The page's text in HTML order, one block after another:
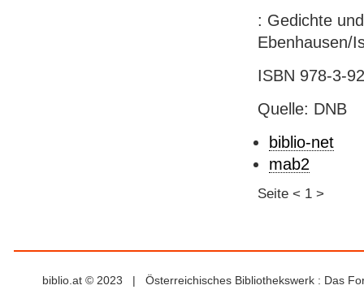
: Gedichte
Ebenhausen/
ISBN 978-3-
Quelle: DNB
biblio-net
mab2
Seite < 1 >
biblio.at © 2023 | Österreichisches Bibliothekswerk : Das